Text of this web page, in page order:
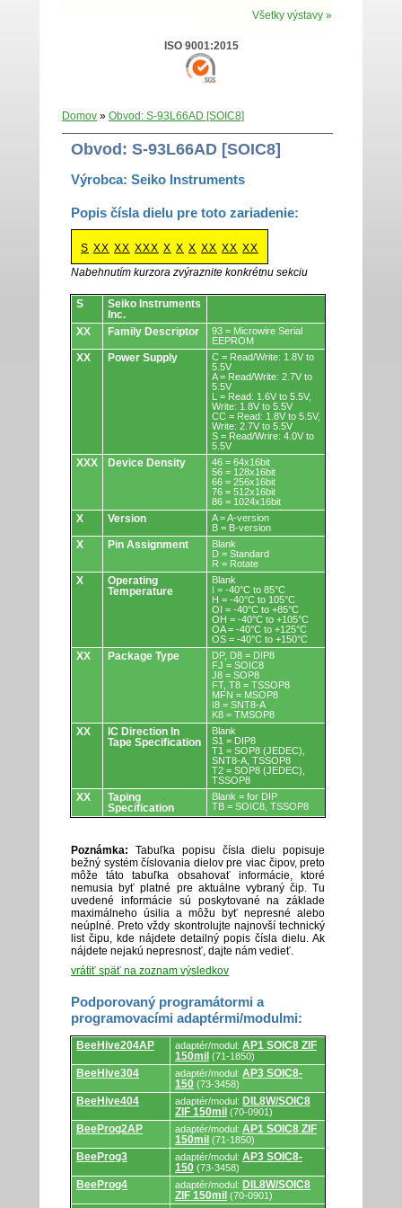
Všetky výstavy »
ISO 9001:2015
Domov » Obvod: S-93L66AD [SOIC8]
Obvod: S-93L66AD [SOIC8]
Výrobca: Seiko Instruments
Popis čísla dielu pre toto zariadenie:
S XX XX XXX X X X XX XX XX
Nabehnutím kurzora zvýraznite konkrétnu sekciu
Obvody.
S
Seiko Instruments
Inc.
XX
Family Descriptor
93 = Microwire Serial
EEPROM
XX Power Supply
C = Read/Write: 1.8V to
5.5V
A = Read/Write: 2.7V to
5.5V
L = Read: 1.6V to 5.5V,
Write: 1.8V to 5.5V
CC = Read: 1.8V to 5.5V,
Write: 2.7V to 5.5V
S = Read/Wrire: 4.0V to
5.5V
XXX Device Density
46 = 64x16bit
56 = 128x16bit
66 = 256x16bit
76 = 512x16bit
86 = 1024x16bit
X Version
A = A-version
B = B-version
X Pin Assignment
Blank
D = Standard
R = Rotate
X
Operating
Temperature
Blank
I = -40°C to 85°C
H = -40°C to 105°C
OI = -40°C to +85°C
OH = -40°C to +105°C
OA = -40°C to +125°C
OS = -40°C to +150°C
XX Package Type
DP, D8 = DIP8
FJ = SOIC8
J8 = SOP8
FT, T8 = TSSOP8
MFN = MSOP8
I8 = SNT8-A
K8 = TMSOP8
XX
IC Direction In
Tape Specification
Blank
S1 = DIP8
T1 = SOP8 (JEDEC),
SNT8-A, TSSOP8
T2 = SOP8 (JEDEC),
TSSOP8
XX
Taping
Specification
Blank = for DIP
TB = SOIC8, TSSOP8
Poznámka: Tabuľka popisu čísla dielu popisuje
bežný systém číslovania dielov pre viac čipov, preto
môže táto tabuľka obsahovať informácie, ktoré
nemusia byť platné pre aktuálne vybraný čip. Tu
uvedené informácie sú poskytované na základe
maximálneho úsilia a môžu byť nepresné alebo
neúplné. Preto vždy skontrolujte najnovší technický
list čipu, kde nájdete detailný popis čísla dielu. Ak
nájdete nejakú nepresnosť, dajte nám vedieť.
vrátiť späť na zoznam výsledkov
Podporovaný programátormi a
programovacími adaptérmi/modulmi:
Podporovaný
programátormi
a
programovacími
BeeHive204AP adaptér/modul: AP1 SOIC8 ZIF
150mil (71-1850)
BeeHive304 adaptér/modul: AP3 SOIC8-
150 (73-3458)
BeeHive404 adaptér/modul: DIL8W/SOIC8
ZIF 150mil (70-0901)
BeeProg2AP adaptér/modul: AP1 SOIC8 ZIF
150mil (71-1850)
BeeProg3 adaptér/modul: AP3 SOIC8-
150 (73-3458)
BeeProg4 adaptér/modul: DIL8W/SOIC8
ZIF 150mil (70-0901)